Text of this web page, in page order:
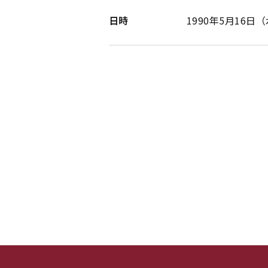
日時 1990年5月16日（